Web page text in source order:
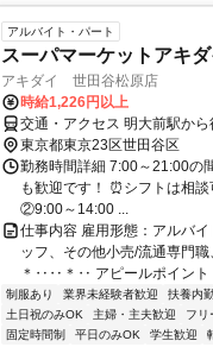
アルバイト・パート
スーパマーケットアキ
アキダイ 世田谷松原店
時給1,226円以上
交通・アクセス 明大前駅か
東京都東京23区世田谷区
勤務時間詳細 7:00～21:00の
も歓迎です！ ⏰シフトは相
②9:00～14:00 ...
仕事内容 雇用形態：アルバ
ッフ、その他小売/流通専門
＊‥‥＊‥ アピールポイン
制服あり 業界未経験者歓迎 扶養内
土日祝のみOK
主婦・主夫歓迎 フリ
固定時間制
平日のみOK 学生歓迎